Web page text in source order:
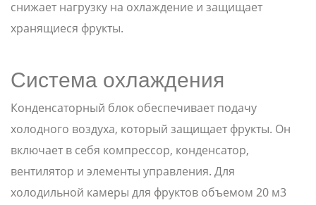
снижает нагрузку на охлаждение и защищает
хранящиеся фрукты.
Система охлаждения
Конденсаторный блок обеспечивает подачу
холодного воздуха, который защищает фрукты. Он
включает в себя компрессор, конденсатор,
вентилятор и элементы управления. Для
холодильной камеры для фруктов объемом 20 м3